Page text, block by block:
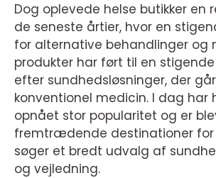
Dog oplevede helse butikker en
de seneste årtier, hvor en
for alternative behandlinger og
produkter har ført til en
efter sundhedsløsninger, der
konventionel medicin. I dag har
opnået stor popularitet og er
fremtrædende destinationer for
søger et bredt udvalg af
og vejledning.